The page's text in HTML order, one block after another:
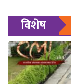
विशेष